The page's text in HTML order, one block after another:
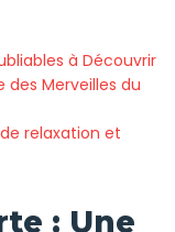
à Découvrir
des Merveilles du
relaxation et
: Une